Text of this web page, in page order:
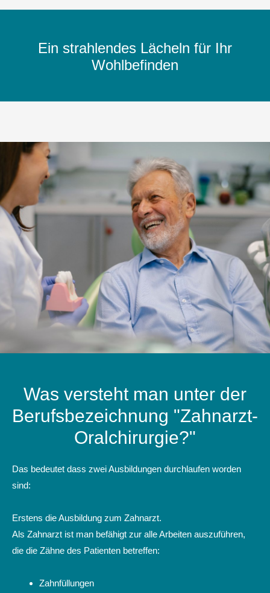
Ein strahlendes Lächeln für Ihr
Wohlbefinden
Was versteht man unter der
Berufsbezeichnung "Zahnarzt-
Oralchirurgie?"
Das bedeutet dass zwei Ausbildungen durchlaufen worden
sind:
Erstens die Ausbildung zum Zahnarzt.
Als Zahnarzt ist man befähigt zur alle Arbeiten auszuführen,
die die Zähne des Patienten betreffen:
Zahnfüllungen